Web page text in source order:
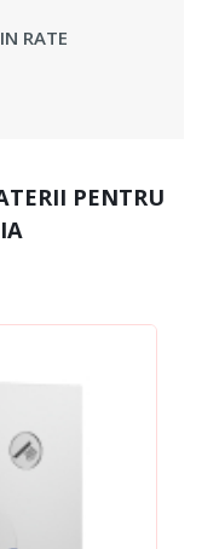
RATE
PENTRU